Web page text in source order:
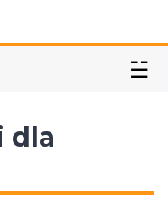
☱
dla